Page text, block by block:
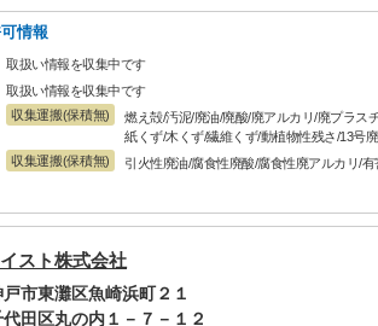
情報
取扱い情報を収集中です
取扱い情報を収集中です
収集運搬(保積無)
燃え殻/汚泥/廃油/廃酸/廃アルカリ/廃プラス
紙くず/木くず/繊維くず/動植物性残さ/13号
収集運搬(保積無) 引火性廃油/腐食性廃酸/腐食性廃アルカリ/
スト株式会社
市東灘区魚崎浜町２１
田区丸の内１－７－１２